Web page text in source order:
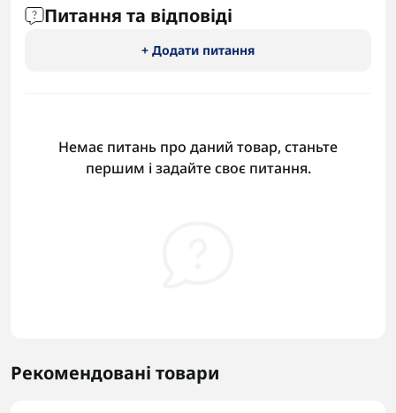
Питання та відповіді
+ Додати питання
Немає питань про даний товар, станьте
першим і задайте своє питання.
Рекомендовані товари